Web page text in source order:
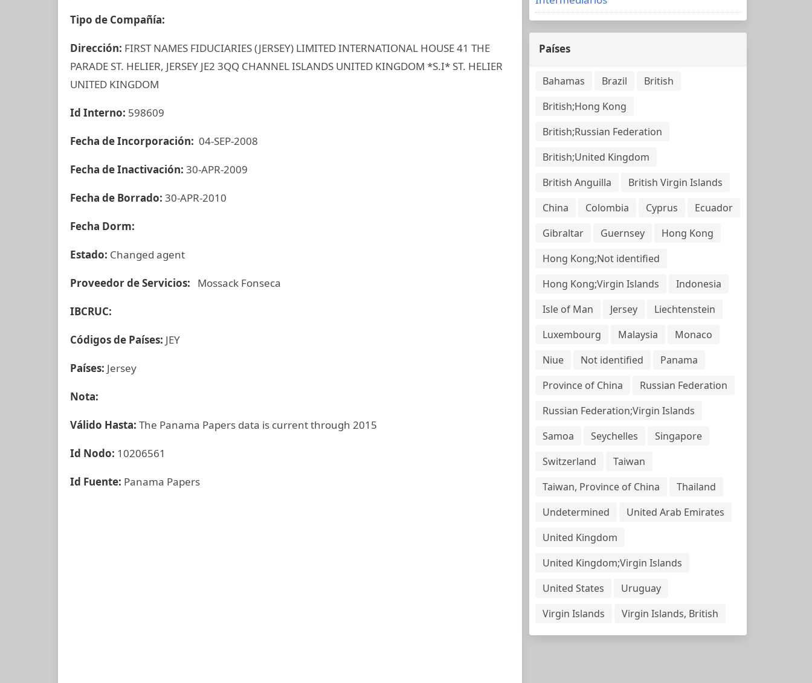
Tipo de Compañía:
Dirección: FIRST NAMES FIDUCIARIES (JERSEY) LIMITED INTERNATIONAL HOUSE 41 THE
PARADE ST. HELIER, JERSEY JE2 3QQ CHANNEL ISLANDS UNITED KINGDOM *S.I* ST. HELIER
UNITED KINGDOM
Id Interno: 598609
Fecha de Incorporación: 04-SEP-2008
Fecha de Inactivación: 30-APR-2009
Fecha de Borrado: 30-APR-2010
Fecha Dorm:
Estado: Changed agent
Proveedor de Servicios: Mossack Fonseca
IBCRUC:
Códigos de Países: JEY
Países: Jersey
Nota:
Válido Hasta: The Panama Papers data is current through 2015
Id Nodo: 10206561
Id Fuente: Panama Papers
Países
Bahamas Brazil
British
British;Hong Kong
British;Russian Federation
British;United Kingdom
British Anguilla
British Virgin Islands
China
Colombia Cyprus
Ecuador
Gibraltar
Guernsey
Hong Kong
Hong Kong;Not identified
Hong Kong;Virgin Islands
Indonesia
Isle of Man
Jersey
Liechtenstein
Luxembourg
Malaysia
Monaco
Niue
Not identified
Panama
Province of China
Russian Federation
Russian Federation;Virgin Islands
Samoa
Seychelles
Singapore
Switzerland
Taiwan
Taiwan, Province of China
Thailand
Undetermined
United Arab Emirates
United Kingdom
United Kingdom;Virgin Islands
United States
Uruguay
Virgin Islands
Virgin Islands, British